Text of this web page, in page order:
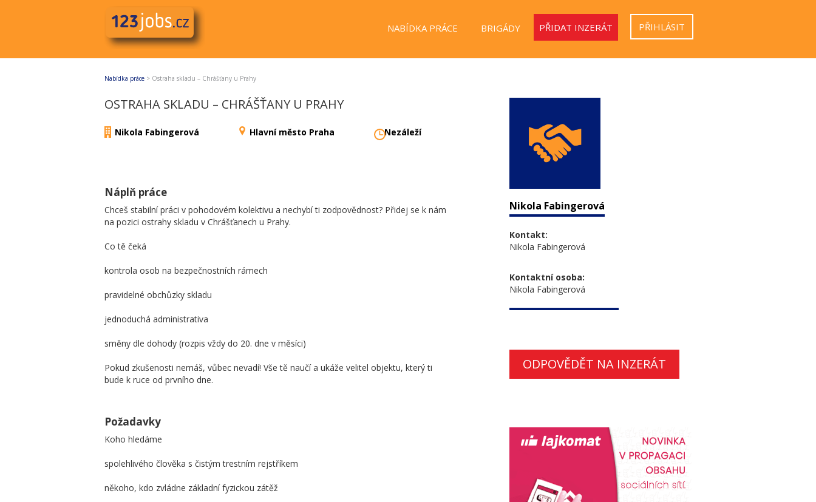
NABÍDKA PRÁCE BRIGÁDY PŘIDAT INZERÁT PŘIHLÁSIT
Nabídka práce > Ostraha skladu – Chrášťany u Prahy
OSTRAHA SKLADU – CHRÁŠŤANY U PRAHY
Nikola Fabingerová Hlavní město Praha Nezáleží
Náplň práce
Chceš stabilní práci v pohodovém kolektivu a nechybí ti zodpovědnost? Přidej se k nám
na pozici ostrahy skladu v Chrášťanech u Prahy.
Co tě čeká
kontrola osob na bezpečnostních rámech
pravidelné obchůzky skladu
jednoduchá administrativa
směny dle dohody (rozpis vždy do 20. dne v měsíci)
Pokud zkušenosti nemáš, vůbec nevadí! Vše tě naučí a ukáže velitel objektu, který ti
bude k ruce od prvního dne.
Požadavky
Koho hledáme
spolehlivého člověka s čistým trestním rejstříkem
někoho, kdo zvládne základní fyzickou zátěž
Nikola Fabingerová
Kontakt:
Nikola Fabingerová
Kontaktní osoba:
Nikola Fabingerová
ODPOVĚDĚT NA INZERÁT